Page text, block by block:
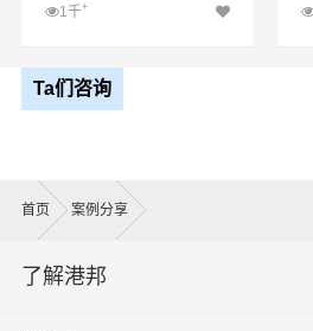
1千+
查看详细
Ta们咨询
首页 案例分享
了解港邦